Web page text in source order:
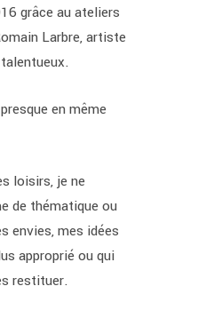
grâce au ateliers
Larbre, artiste
en même
loisirs, je ne
de thématique ou
envies, mes idées
approprié ou qui
restituer.